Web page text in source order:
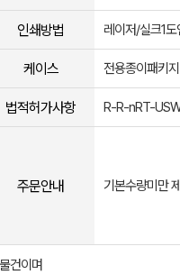
인쇄방법 레이저/실크1도
케이스 전용종이패키지
법적허가사항 R-R-nRT-
주문안내 기본수량미만
건이며